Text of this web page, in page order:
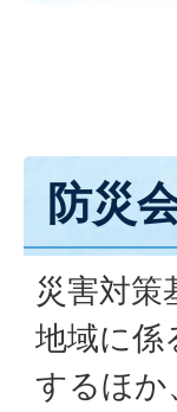
防災
災害対策
地域に係
するほか